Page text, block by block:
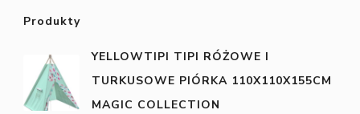
Produkty
YELLOWTIPI TIPI RÓŻOWE I
TURKUSOWE PIÓRKA 110X110X155CM
MAGIC COLLECTION